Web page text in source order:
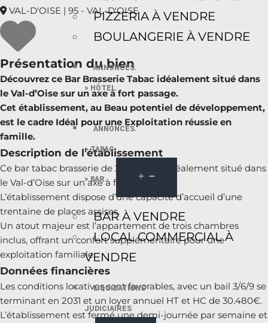
PIZZERIA À VENDRE
BOULANGERIE À VENDRE
ANNONCES.
> HÔTEL.
ANNONCES.
> TABAC.
> BAR.
BAR À VENDRE
LOCAL COMMERCIAL À
VENDRE
LIQUIDATIONS
JUDICIAIRES
VAL-D'OISE | 95 - VAL-D'OISE
Présentation du bien
Découvrez ce Bar Brasserie Tabac idéalement situé dans
le Val-d’Oise sur un axe à fort passage.
Cet établissement, au Beau potentiel de développement,
est le cadre Idéal pour une Exploitation réussie en
famille.
Description de l’établissement
Ce bar tabac brasserie de 209 m2 est idéalement situé dans
le Val-d’Oise sur un axe à fort passage.
L’établissement dispose d’une capacité d’accueil d’une
trentaine de places assises.
Un atout majeur est l’appartement de trois chambres
inclus, offrant un confort supplémentaire pour une
exploitation familiale.
Données financières
Les conditions locatives sont favorables, avec un bail 3/6/9 se
terminant en 2031 et un loyer annuel HT et HC de 30.480€.
L’établissement est fermé une demi-journée par semaine et